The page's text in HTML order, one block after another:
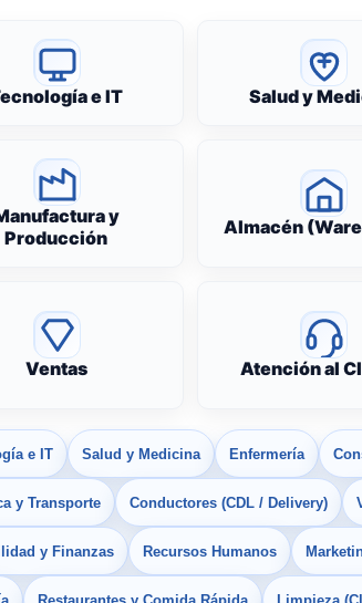
e IT Salud y
y
Producción
Almacén
Ventas Atención al
e IT Salud y Medicina Enfermería
y Transporte Conductores (CDL / Delivery)
y Finanzas Recursos Humanos